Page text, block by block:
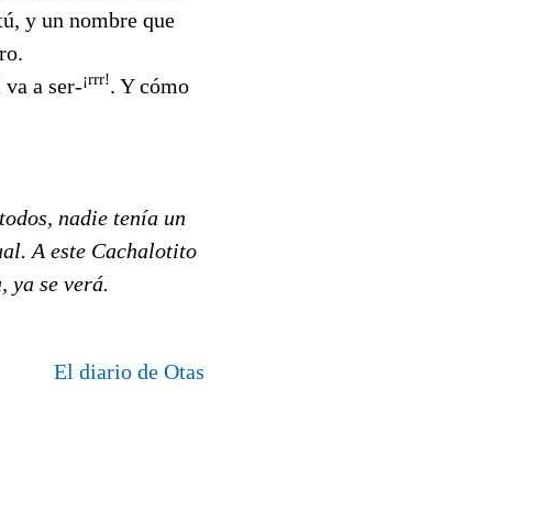
y un nombre que
a ser-¡rrr!. Y cómo
nadie tenía un
A este Cachalotito
ya se verá.
El diario de Otas